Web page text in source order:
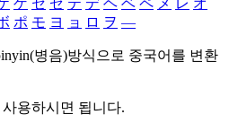
ゲ セ ゼ テ デ ヘ ベ ペ メ レ オ
ポ モ ヨ ョ ロ ヲ ―
병음)방식으로 중국어를 변환
용하시면 됩니다.